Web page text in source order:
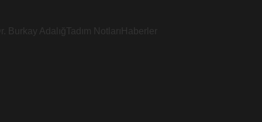
Burkay Adalığ Tadım Notları Haberler